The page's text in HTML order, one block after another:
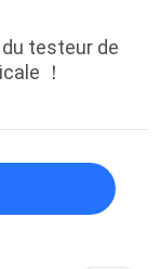
testeur de
！